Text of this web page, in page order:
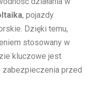
, pojazdy
Dzięki temu,
stosowany w
kluczowe jest
przed